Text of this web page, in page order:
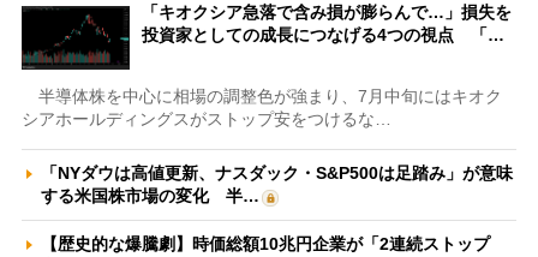
「キオクシア急落で含み損が膨らんで…」損失を
投資家としての成長につなげる4つの視点 「…
半導体株を中心に相場の調整色が強まり、7月中旬にはキオク
シアホールディングスがストップ安をつけるな…
「NYダウは高値更新、ナスダック・S&P500は足踏み」が意味
する米国株市場の変化 半…
【歴史的な爆騰劇】時価総額10兆円企業が「2連続ストップ